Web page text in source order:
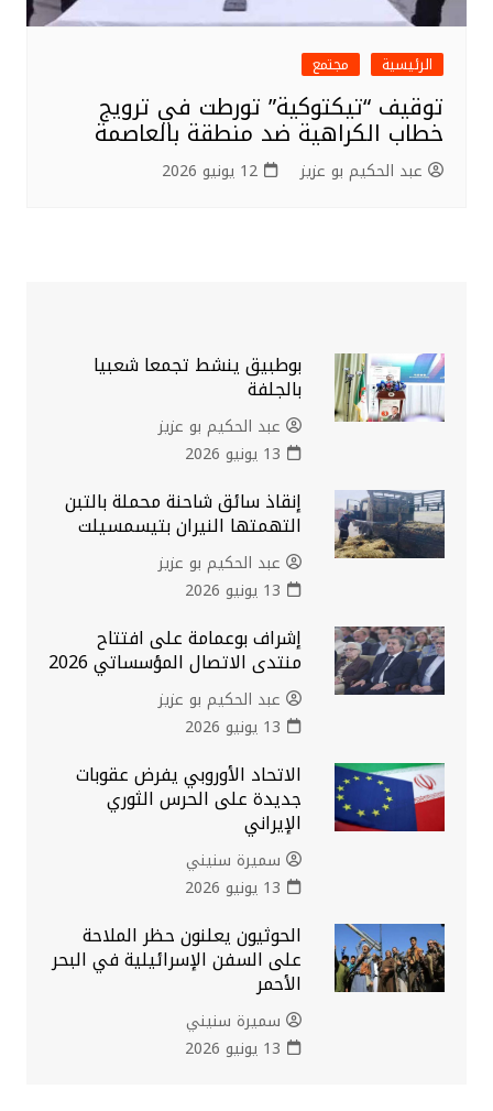
الرئيسية مجتمع
توقيف “تيكتوكية” تورطت في ترويج
خطاب الكراهية ضد منطقة بالعاصمة
عبد الحكيم بو عزيز 12 يونيو 2026
بوطبيق ينشط تجمعا شعبيا
بالجلفة
عبد الحكيم بو عزيز
13 يونيو 2026
إنقاذ سائق شاحنة محملة بالتبن
التهمتها النيران بتيسمسيلت
عبد الحكيم بو عزيز
13 يونيو 2026
إشراف بوعمامة على افتتاح
منتدى الاتصال المؤسساتي 2026
عبد الحكيم بو عزيز
13 يونيو 2026
الاتحاد الأوروبي يفرض عقوبات
جديدة على الحرس الثوري
الإيراني
سميرة سنيني
13 يونيو 2026
الحوثيون يعلنون حظر الملاحة
على السفن الإسرائيلية في البحر
الأحمر
سميرة سنيني
13 يونيو 2026